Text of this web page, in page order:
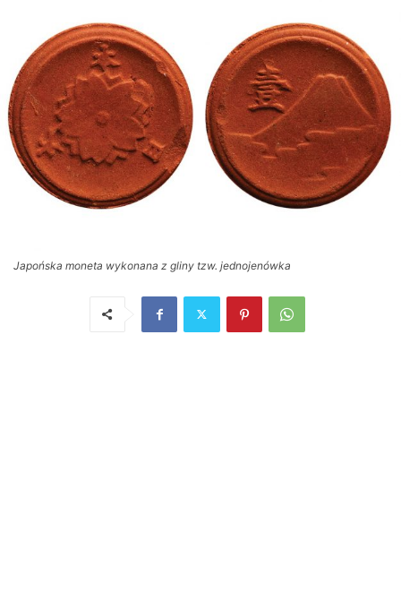
Japońska moneta wykonana z gliny tzw. jednojenówka